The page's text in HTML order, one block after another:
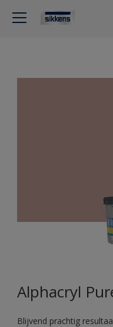
Alphacryl
Blijvend prachtig